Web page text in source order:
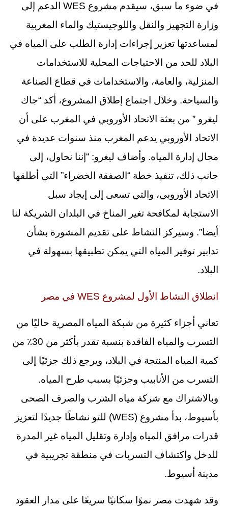
في ضوء ما سبق، سيقدم مشروع WES الدعم إلى
وزارة التجهيز والنقل واللوجيستيك والماء المغربية
لمساعدتها تعزيز إجراءات إدارة الطلب على المياه في
البلاد للحد من الاحتياجات المحلية للاستخدامات
المنزلية، والعامة، والاستخدامات في قطاع الصناعة
والسياحة. وخلال اجتماع إطلاق المشروع، أكد “جاك
ليغرو ” من بعثة الاتحاد الأوروبي في المغرب على أن
الاتحاد الأوروبي يدعم المغرب منذ سنوات عديدة في
مجال إدارة المياه. وأضاف ليغرو: “إننا نحاول، إلى
جانب ذلك، تنفيذ خطة “الصفقة الخضراء” التي أطلقها
الاتحاد الأوروبي، والتي تسعى إلى إيجاد سبل
الاستجابة لمكافحة تغير المناخ في البلدان الشريكة لنا
أيضا”. وسيركز النشاط على تقديم المشورة بشأن
تدابير توفير المياه التي يمكن تطبيقها بسهولة في
البلاد.
انطلاق النشاط الأول لمشروع WES في مصر
تعاني أجزاء كثيرة من شبكة المياه المصرية حاليًا من
التسرب والمياه الفاقدة بنسبة تقدر بأكثر من 30٪ من
كمية المياه المنتجة في البلاد، ويرجع ذلك جزئيًا إلى
التسرب من الأنابيب وجزئيًا بسبب طرح المياه.
وبالاشتراك مع شركة مياه الشرب والصرف الصحى
بأسيوط، بدأ مشروع (WES) للتو نشاطًا جديدًا لتعزيز
قدرات مرافق المياه وإدارة وتقليل المياه غير المدرة
للدخل واكتشاف التسربات في منطقة تجريبية في
مدينة أسيوط.
وقد شهدت مصر نموًا سكانيًا سريعًا على مدار العقود